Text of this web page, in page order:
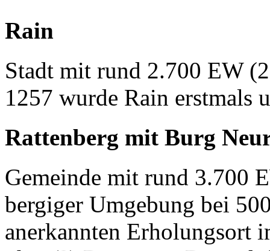
Rain
Stadt mit rund 2.700 EW
1257 wurde Rain erstmals
Rattenberg mit Burg
Gemeinde mit rund 3.700
bergiger Umgebung bei
anerkannten Erholungsort